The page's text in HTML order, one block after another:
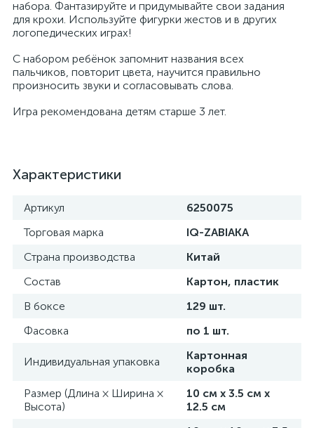
набора. Фантазируйте и придумывайте свои задания
для крохи. Используйте фигурки жестов и в других
логопедических играх!
С набором ребёнок запомнит названия всех
пальчиков, повторит цвета, научится правильно
произносить звуки и согласовывать слова.
Игра рекомендована детям старше 3 лет.
Характеристики
Артикул
6250075
Торговая марка
IQ-ZABIAKA
Страна производства
Китай
Состав
Картон, пластик
В боксе
129 шт.
Фасовка
по 1 шт.
Индивидуальная упаковка
Картонная
коробка
Размер (Длина × Ширина ×
Высота)
10 см х 3.5 см х
12.5 см